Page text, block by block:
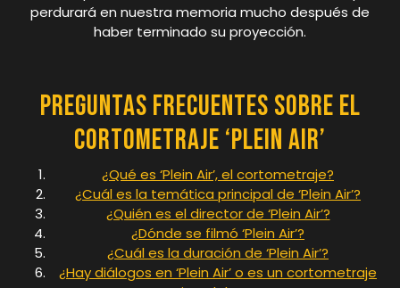
perdurará en nuestra memoria mucho después de
haber terminado su proyección.
Preguntas Frecuentes sobre el
Cortometraje ‘Plein Air’
¿Qué es ‘Plein Air’, el cortometraje?
¿Cuál es la temática principal de ‘Plein Air’?
¿Quién es el director de ‘Plein Air’?
¿Dónde se filmó ‘Plein Air’?
¿Cuál es la duración de ‘Plein Air’?
¿Hay diálogos en ‘Plein Air’ o es un cortometraje